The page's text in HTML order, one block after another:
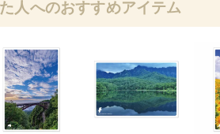
人へのおすすめアイテム